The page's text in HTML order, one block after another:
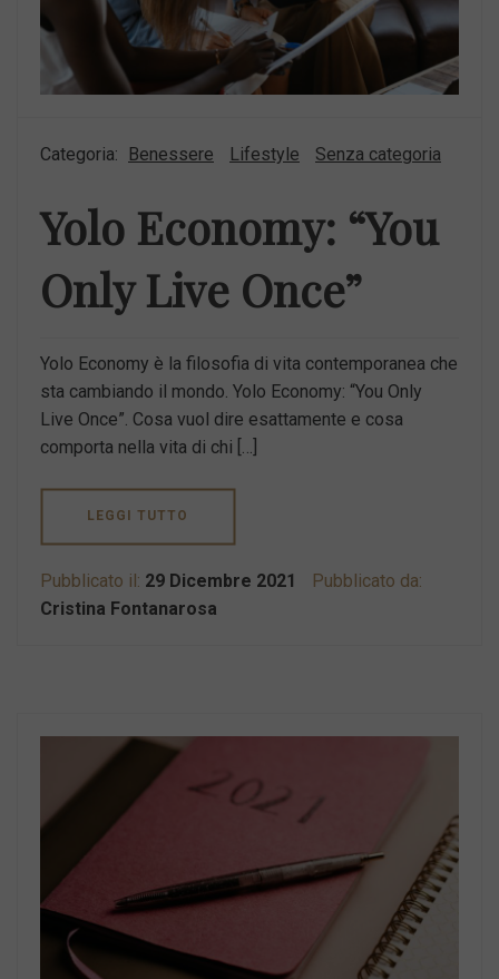
Categoria: Benessere Lifestyle Senza categoria
Yolo Economy: “You
Only Live Once”
Yolo Economy è la filosofia di vita contemporanea che
sta cambiando il mondo. Yolo Economy: “You Only
Live Once”. Cosa vuol dire esattamente e cosa
comporta nella vita di chi […]
LEGGI TUTTO
Pubblicato il: 29 Dicembre 2021
Pubblicato da:
Cristina Fontanarosa